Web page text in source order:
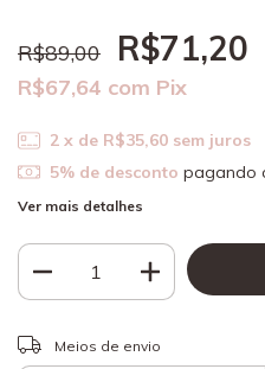
R$89,00 R$71,20
R$67,64 com Pix
2 x de R$35,60 sem juros
5% de desconto pagando
Ver mais detalhes
Entregas para o CEP:
Meios de envio